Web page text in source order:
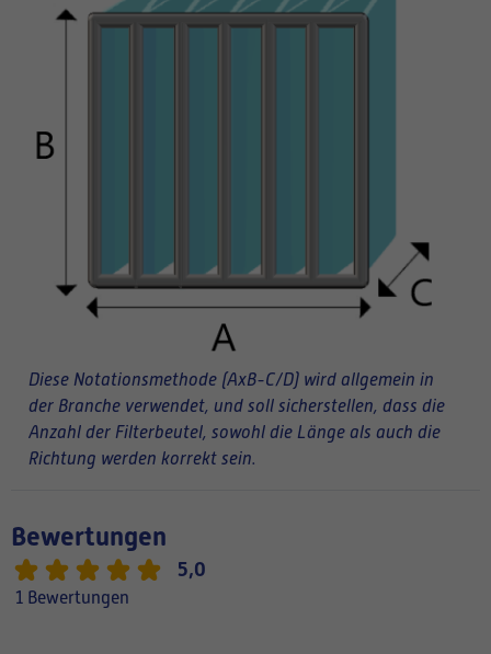
Diese Notationsmethode (AxB-C/D) wird allgemein in
der Branche verwendet, und soll sicherstellen, dass die
Anzahl der Filterbeutel, sowohl die Länge als auch die
Richtung werden korrekt sein.
Bewertungen
5,0
1 Bewertungen